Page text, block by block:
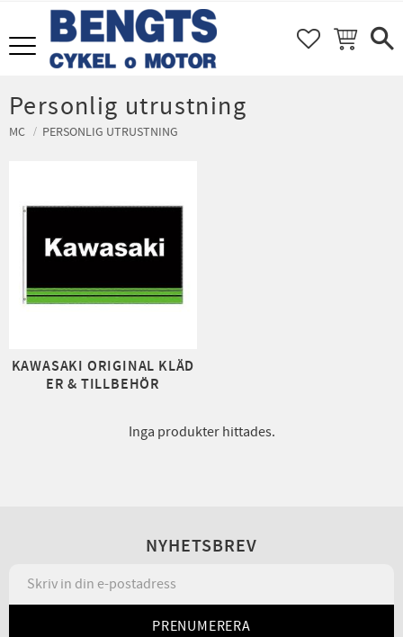
Meny FAVORITER
KUNDVAGN
Personlig utrustning
MC PERSONLIG UTRUSTNING
KAWASAKI ORIGINAL KLÄD
ER & TILLBEHÖR
Inga produkter hittades.
NYHETSBREV
PRENUMERERA